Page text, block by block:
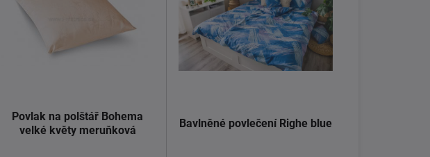
Povlak na polštář Bohema
velké květy meruňková
Bavlněné povlečení Righe blue